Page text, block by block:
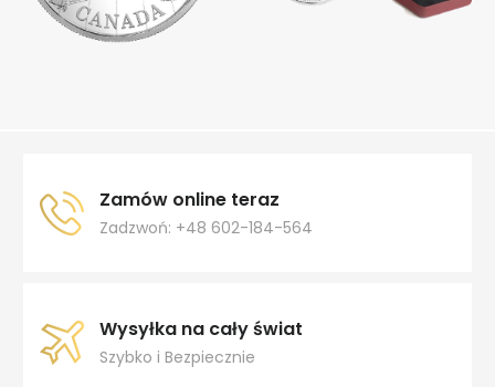
Zamów online teraz
Zadzwoń: +48 602-184-564
Wysyłka na cały świat
Szybko i Bezpiecznie